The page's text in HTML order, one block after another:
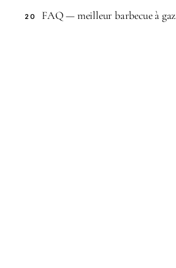
20 FAQ — meilleur barbecue à gaz